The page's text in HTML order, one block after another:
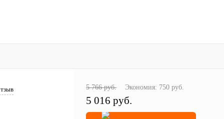
5 766 руб. Экономия: 750 руб.
5 016 руб.